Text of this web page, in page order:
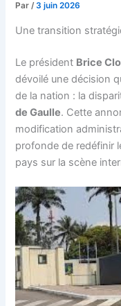
Par/3 juin 2026
Une transition
Le président Brice
dévoilé une décision
de la nation : la
de Gaulle. Cette
modification
profonde de redéfinir
pays sur la scène